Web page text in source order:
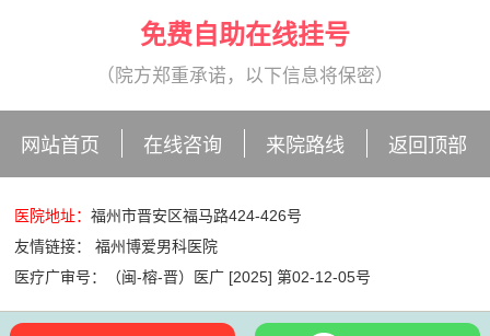
免费自助在线挂号
（院方郑重承诺，以下信息将保密）
网站首页 在线咨询 来院路线 返回顶部
医院地址：福州市晋安区福马路424-426号
友情链接：福州博爱男科医院
医疗广审号：（闽-榕-晋）医广 [2025] 第02-12-05号